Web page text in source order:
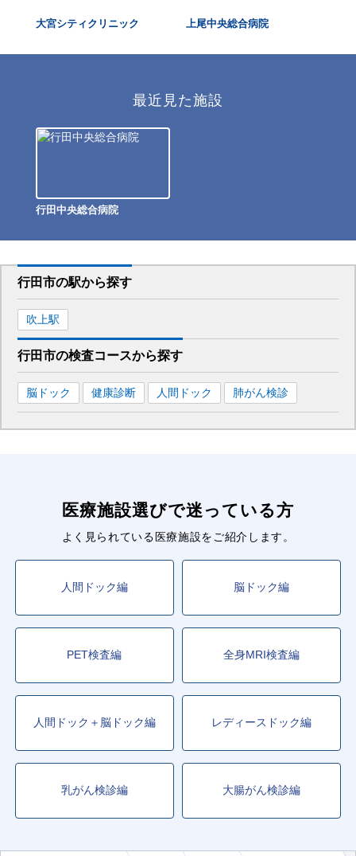
大宮シティクリニック 上尾中央総合病院
最近見た施設
行田中央総合病院
行田市の駅から探す
吹上駅
行田市の検査コースから探す
脳ドック 健康診断 人間ドック 肺がん検診
医療施設選びで迷っている方
よく見られている医療施設をご紹介します。
人間ドック編 脳ドック編
PET検査編 全身MRI検査編
人間ドック＋脳ドック編 レディースドック編
乳がん検診編 大腸がん検診編